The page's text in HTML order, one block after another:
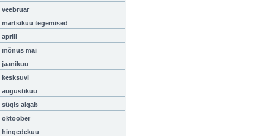
veebruar
märtsikuu tegemised
aprill
mõnus mai
jaanikuu
kesksuvi
augustikuu
sügis algab
oktoober
hingedekuu